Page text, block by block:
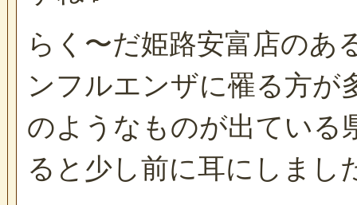
らく〜だ姫路安富店のあ
ンフルエンザに罹る方が
のようなものが出ている
ると少し前に耳にしまし